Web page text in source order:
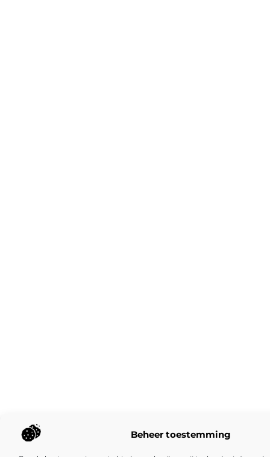
Beheer toestemming